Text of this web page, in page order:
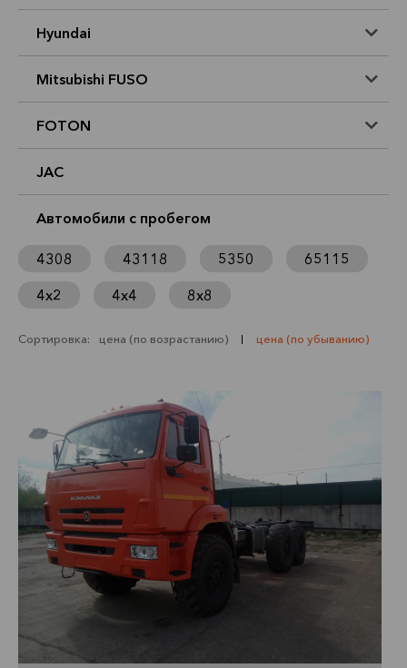
Hyundai
Mitsubishi FUSO
FOTON
JAC
Автомобили с пробегом
4308 43118 5350
65115
4х2
4х4 8х8
Сортировка: цена (по возрастанию) цена (по убыванию)